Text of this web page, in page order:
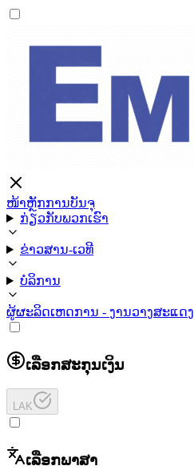
ໜ້າຫຼັກການບັນຈຸ
ກ່ຽວກັບພວກເຮົາ
ຂ່າວສານ-ເວທີ
ບໍລິການ
ຜູ້ຜະລິດເຫດການ - ງານວາງສະແດງ
ເລືອກສະກຸນເງິນ
LAK
ເລືອກພາສາ